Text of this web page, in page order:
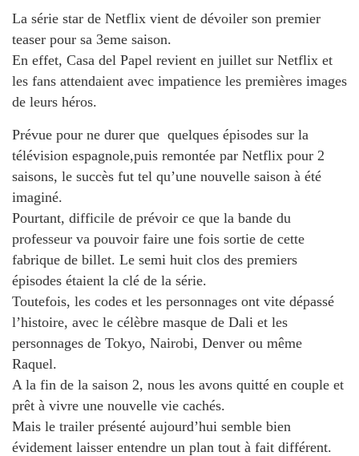
La série star de Netflix vient de dévoiler son premier
teaser pour sa 3eme saison.
En effet, Casa del Papel revient en juillet sur Netflix et
les fans attendaient avec impatience les premières images
de leurs héros.
Prévue pour ne durer que quelques épisodes sur la
télévision espagnole,puis remontée par Netflix pour 2
saisons, le succès fut tel qu’une nouvelle saison à été
imaginé.
Pourtant, difficile de prévoir ce que la bande du
professeur va pouvoir faire une fois sortie de cette
fabrique de billet. Le semi huit clos des premiers
épisodes étaient la clé de la série.
Toutefois, les codes et les personnages ont vite dépassé
l’histoire, avec le célèbre masque de Dali et les
personnages de Tokyo, Nairobi, Denver ou même
Raquel.
A la fin de la saison 2, nous les avons quitté en couple et
prêt à vivre une nouvelle vie cachés.
Mais le trailer présenté aujourd’hui semble bien
évidement laisser entendre un plan tout à fait différent.